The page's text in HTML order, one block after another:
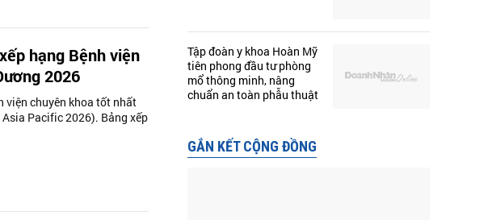
hạng Bệnh viện
2026
viện chuyên khoa tốt nhất
Pacific 2026). Bảng xếp
Tập đoàn y khoa Hoàn Mỹ
tiên phong đầu tư phòng
mổ thông minh, nâng
chuẩn an toàn phẫu thuật
GẮN KẾT CỘNG ĐỒNG